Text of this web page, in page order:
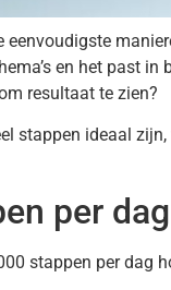
eenvoudigste
en het past
resultaat te zien?
stappen ideaal
per
stappen per dag